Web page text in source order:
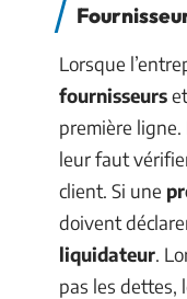
Lorsque
fournisseurset
première ligne.
leur faut
client. Si une
doivent
liquidateur.
pas les dettes,